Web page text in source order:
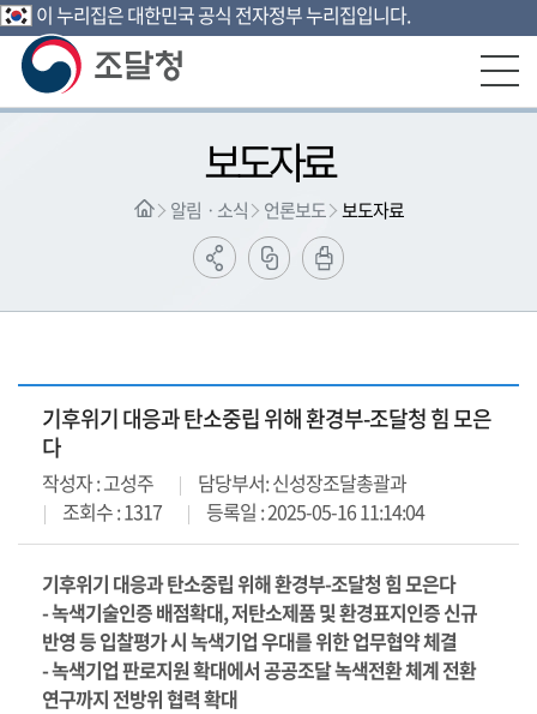
본문영역 바로가기
메인메뉴 바로가기
하단링크 바로가기
이 누리집은 대한민국 공식 전자정부 누리집입니다.
보도자료
알림ㆍ소식 언론보도 보도자료
기후위기 대응과 탄소중립 위해 환경부-조달청 힘 모은
다
작성자 : 고성주
담당부서: 신성장조달총괄과
조회수 : 1317
등록일 : 2025-05-16 11:14:04
기후위기 대응과 탄소중립 위해 환경부-조달청 힘 모은다
- 녹색기술인증 배점확대, 저탄소제품 및 환경표지인증 신규
반영 등 입찰평가 시 녹색기업 우대를 위한 업무협약 체결
- 녹색기업 판로지원 확대에서 공공조달 녹색전환 체계 전환
연구까지 전방위 협력 확대